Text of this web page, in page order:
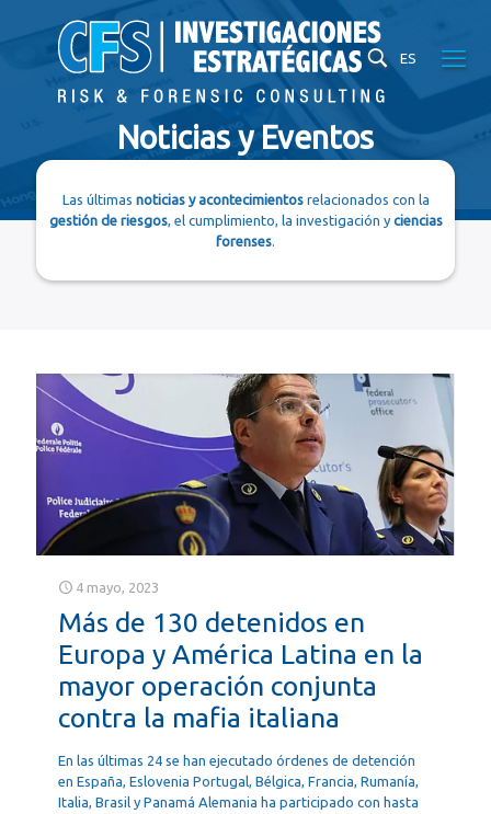
ES
Noticias y Eventos
Las últimas noticias y acontecimientosrelacionados con la
gestión de riesgos, el cumplimiento, la investigación yciencias
forenses.
4 mayo, 2023
Más de 130 detenidos en
Europa y América Latina en la
mayor operación conjunta
contra la mafia italiana
En las últimas 24 se han ejecutado órdenes de detención
en España, Eslovenia Portugal, Bélgica, Francia, Rumanía,
Italia, Brasil y Panamá Alemania ha participado con hasta